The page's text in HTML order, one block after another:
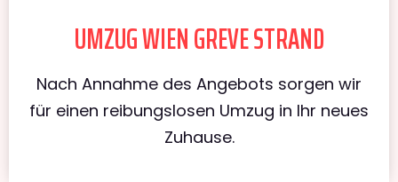
UMZUG WIEN GREVE STRAND
Nach Annahme des Angebots sorgen wir
für einen reibungslosen Umzug in Ihr neues
Zuhause.